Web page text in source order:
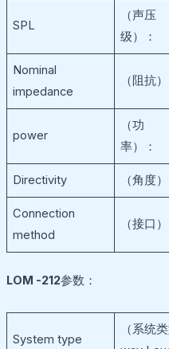
SPL
（声压
级）：
Nominal
impedance
（阻
power
（功
率）：
Directivity （角
Connection
method
（接
LOM -212参数：
System type
（系统